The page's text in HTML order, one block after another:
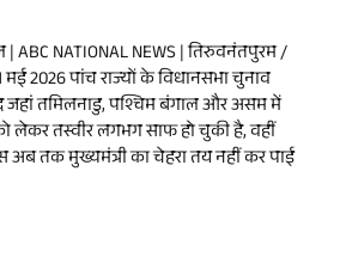
| ABC NATIONAL NEWS | तिरुवनंतपुरम /
मई 2026 पांच राज्यों के विधानसभा चुनाव
जहां तमिलनाडु, पश्चिम बंगाल और असम में
लेकर तस्वीर लगभग साफ हो चुकी है, वहीं
अब तक मुख्यमंत्री का चेहरा तय नहीं कर पाई